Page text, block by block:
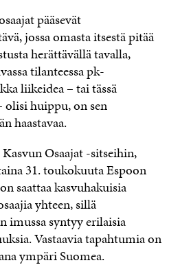
pääsevät
jossa omasta itsestä pitää
herättävällä tavalla,
tilanteessa pk-
liikeidea – tai tässä
olisi huippu, on sen
haastavaa.
Osaajat -sitseihin,
31. toukokuuta Espoon
saattaa kasvuhakuisia
yhteen, sillä
imussa syntyy erilaisia
Vastaavia tapahtumia on
ympäri Suomea.